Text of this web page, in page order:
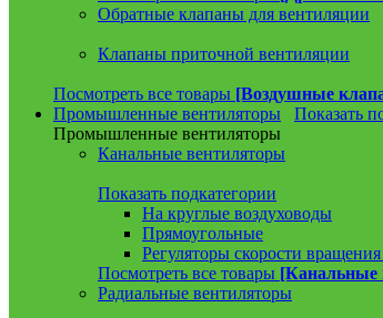
Обратные клапаны для вентиляции
Клапаны приточной вентиляции
Посмотреть все товары [Воздушные
Промышленные вентиляторы
Показать
Промышленные вентиляторы
Канальные вентиляторы
Показать подкатегории
На круглые воздуховоды
Прямоугольные
Регуляторы скорости
Посмотреть все товары [Канальные
Радиальные вентиляторы